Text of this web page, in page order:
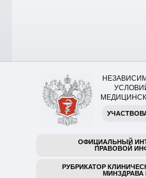
ОФИЦИАЛЬНЫЙ
ПРАВОВОЙ
РУБРИКАТОР
МИНЗДРАВА